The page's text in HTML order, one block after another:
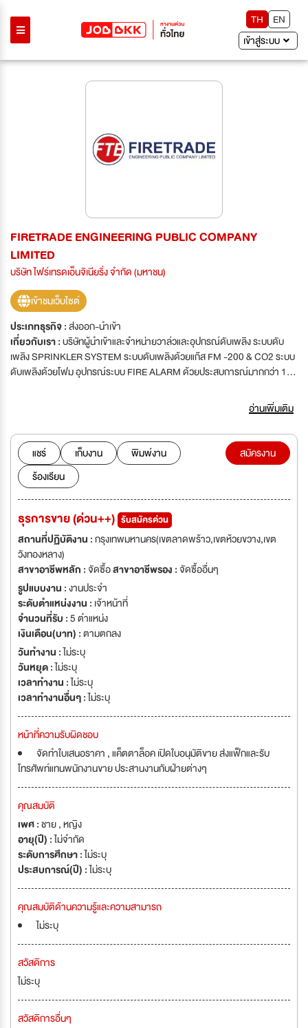
TH
EN
เข้าสู่ระบบ
FIRETRADE ENGINEERING PUBLIC COMPANY
LIMITED
บริษัท ไฟร์เทรดเอ็นจิเนียริ่ง จำกัด (มหาชน)
เข้าชมเว็บไซต์
ประเภทธุรกิจ :ส่งออก-นำเข้า
เกี่ยวกับเรา :บริษัทผู้นำเข้าและจำหน่ายวาล์วและอุปกรณ์ดับเพลิง ระบบดับ
เพลิง SPRINKLER SYSTEM ระบบดับเพลิงด้วยแก๊ส FM -200 & CO2 ระบบ
ดับเพลิงด้วยโฟม อุปกรณ์ระบบ FIRE ALARM ด้วยประสบการณ์มากกว่า 15
ออกแบบ HYDRAULIC CALCULATION SPRINKLER SYSTEM เป็นที่
ยอมรับสำหรับโครงการใหญ่ เช่น สนามบินสุวรรณภูมิ ฯลฯ'บริษัทผู้นำเข้าและ
จำหน่ายวาล์วและอุปกรณ์ดับเพลิง ระบบดับเพลิง SPRINKLER SYSTEM
ระบบดับเพลิงด้วยแก๊ส FM -200 & CO2 ระบบดับเพลิงด้วยโฟม อุปกรณ์ระบบ
FIRE ALARM ด้วยประสบการณ์มากกว่า 15 ปี ปัจจุบันบริษัทเป็นผู้นำในตลาด
อุปกรณ์ดับเพลิง มีโปรแกรมคำนวณการออกแบบ HYDRAULIC
CALCULATION SPRINKLER SYSTEM เป็นที่ยอมรับสำหรับโครงการใหญ่
เช่น สนามบินสุวรรณภูมิ ฯลฯ
อ่านเพิ่มเติม
แชร์ เก็บงาน
พิมพ์งาน
ร้องเรียน
สมัครงาน
ธุรการขาย (ด่วน++) รับสมัครด่วน
สถานที่ปฏิบัติงาน :กรุงเทพมหานคร(เขตลาดพร้าว,เขตห้วยขวาง,เขต
วังทองหลาง)
สาขาอาชีพหลัก :จัดซื้อสาขาอาชีพรอง :จัดซื้ออื่นๆ
รูปแบบงาน :งานประจำ
ระดับตำแหน่งงาน : เจ้าหน้าที่
จำนวนที่รับ :5 ตำแหน่ง
เงินเดือน(บาท) :ตามตกลง
วันทำงาน :ไม่ระบุ
วันหยุด :ไม่ระบุ
เวลาทำงาน :ไม่ระบุ
เวลาทำงานอื่นๆ :ไม่ระบุ
หน้าที่ความรับผิดชอบ
จัดทำใบเสนอราคา , แค็ตตาล็อค เปิดใบอนุมัติขาย ส่งแฟ็กและรับ
โทรศัพท์แทนพนักงานขาย ประสานงานกับฝ่ายต่างๆ
คุณสมบัติ
เพศ :ชาย , หญิง
อายุ(ปี) :ไม่จำกัด
ระดับการศึกษา :ไม่ระบุ
ประสบการณ์(ปี) :ไม่ระบุ
คุณสมบัติด้านความรู้และความสามารถ
ไม่ระบุ
สวัสดิการ
ไม่ระบุ
สวัสดิการอื่นๆ